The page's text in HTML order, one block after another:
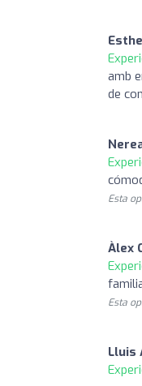
amb
de
Esta
Àlex
Esta
Lluis